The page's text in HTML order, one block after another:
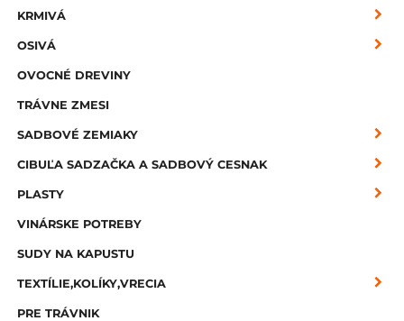
KRMIVÁ
OSIVÁ
OVOCNÉ DREVINY
TRÁVNE ZMESI
SADBOVÉ ZEMIAKY
CIBUĽA SADZAČKA A SADBOVÝ CESNAK
PLASTY
VINÁRSKE POTREBY
SUDY NA KAPUSTU
TEXTÍLIE,KOLÍKY,VRECIA
PRE TRÁVNIK